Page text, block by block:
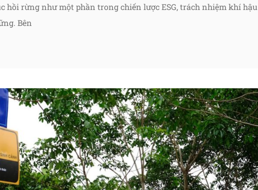
hồi rừng như một phần trong chiến lược ESG, trách nhiệm khí hậu
Bên